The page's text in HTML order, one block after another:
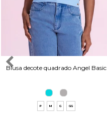
Blusa decote quadrado Angel Basic
P M G GG